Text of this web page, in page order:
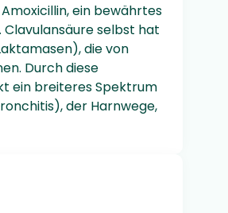
ein bewährtes
selbst hat
die von
Durch diese
ein breiteres Spektrum
der Harnwege,